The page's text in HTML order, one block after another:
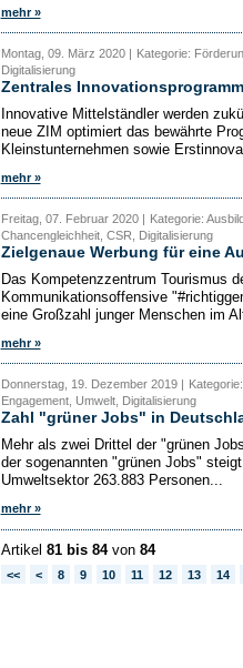
mehr »
Montag, 09. März 2020 | Kategorie:
Digitalisierung
Zentrales
Innovative Mittelständler werden
neue ZIM optimiert das bewährte
Kleinstunternehmen sowie
mehr »
Freitag, 07. Februar 2020 | Kategorie:
Chancengleichheit, CSR, Digitalisierung
Zielgenaue Werbung für eine
Das Kompetenzzentrum Tourismus
Kommunikationsoffensive
eine Großzahl junger Menschen im
mehr »
Donnerstag, 19. Dezember 2019 |
Engagement, Umwelt, Digitalisierung
Zahl "grüner Jobs" in
Mehr als zwei Drittel der "grünen
der sogenannten "grünen Jobs"
Umweltsektor 263.883 Personen...
mehr »
Artikel 81 bis 84von 84
<< < 8 9 10 11 12 13 14